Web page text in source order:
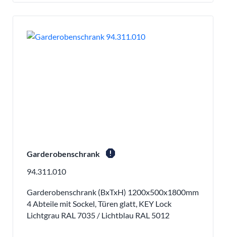
Garderobenschrank report
94.311.010
Garderobenschrank (BxTxH) 1200x500x1800mm
4 Abteile mit Sockel, Türen glatt, KEY Lock
Lichtgrau RAL 7035 / Lichtblau RAL 5012